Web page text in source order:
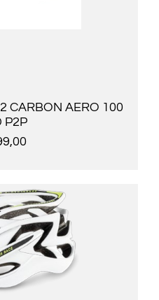
CARBON AERO 100
P2P